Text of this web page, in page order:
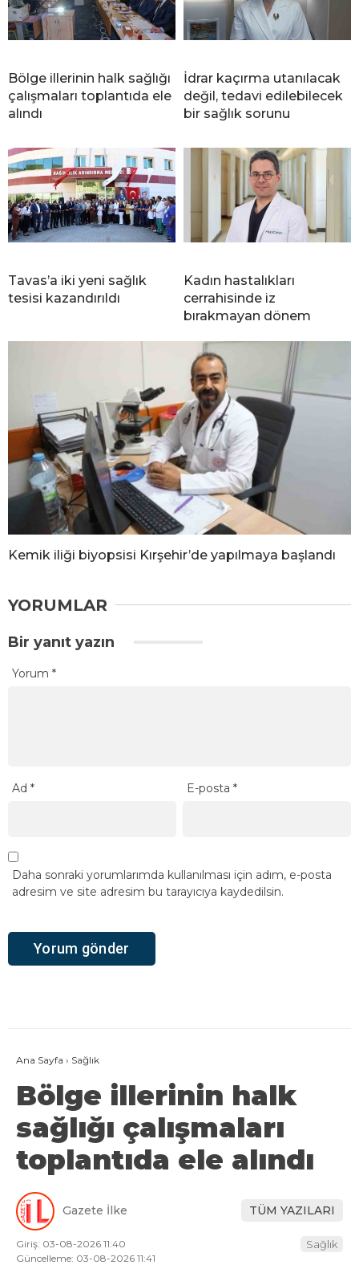
Bölge illerinin halk sağlığı
çalışmaları toplantıda ele
alındı
İdrar kaçırma utanılacak
değil, tedavi edilebilecek
bir sağlık sorunu
Tavas’a iki yeni sağlık
tesisi kazandırıldı
Kadın hastalıkları
cerrahisinde iz
bırakmayan dönem
Kemik iliği biyopsisi Kırşehir’de yapılmaya başlandı
YORUMLAR
Bir yanıt yazın
Yorum *
Ad * E-posta*
Daha sonraki yorumlarımda kullanılması için adım, e-posta
adresim ve site adresim bu tarayıcıya kaydedilsin.
Ana Sayfa › Sağlık
Bölge illerinin halk
sağlığı çalışmaları
toplantıda ele alındı
Gazete İlke TÜM YAZILARI
Giriş: 03-08-2026 11:40
Güncelleme: 03-08-2026 11:41
Sağlık